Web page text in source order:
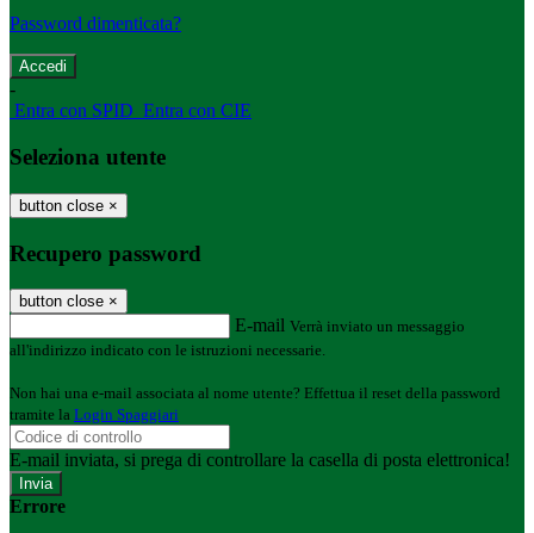
Password dimenticata?
-
Entra con SPID Entra con CIE
Seleziona utente
button close ×
Recupero password
button close ×
E-mail Verrà inviato un messaggio
all'indirizzo indicato con le istruzioni necessarie.
Non hai una e-mail associata al nome utente? Effettua il reset della password
tramite la Login Spaggiari
E-mail inviata, si prega di controllare la casella di posta elettronica!
Errore